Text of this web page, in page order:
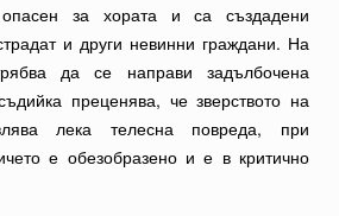
за хората и са създадени
и други невинни граждани. На
да се направи задълбочена
преценява, че зверството на
лека телесна повреда, при
е обезобразено и е в критично